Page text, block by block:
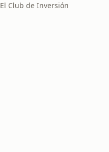
El Club de Inversión